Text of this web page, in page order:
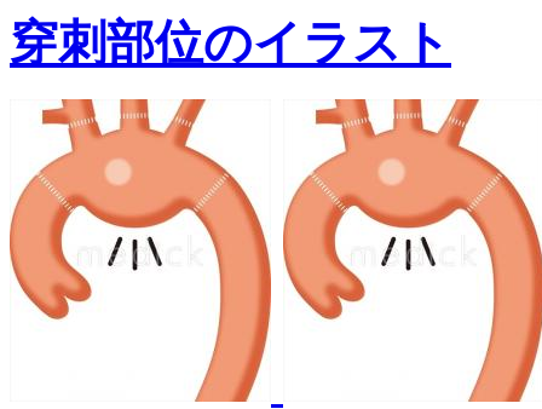
穿刺部位のイラスト